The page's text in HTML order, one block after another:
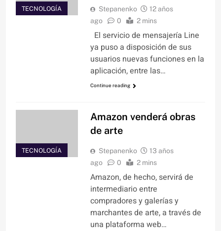
TECNOLOGÍA Stepanenko
12 años
ago
0 2 mins
El servicio de mensajería Line
ya puso a disposición de sus
usuarios nuevas funciones en la
aplicación, entre las…
Continue reading
TECNOLOGÍA
Amazon venderá obras
de arte
Stepanenko
13 años
ago
0 2 mins
Amazon, de hecho, servirá de
intermediario entre
compradores y galerías y
marchantes de arte, a través de
una plataforma web…